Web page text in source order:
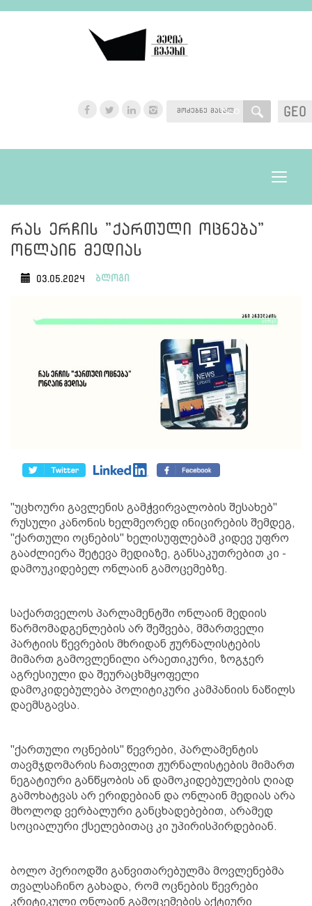
GEO
GEO
Toggle
რას ერჩის "ქართული ოცნება"
ონლაინ მედიას
03.05.2024 ბლოგი
"უცხოური გავლენის გამჭვირვალობის შესახებ"
რუსული კანონის ხელმეორედ ინიცირების შემდეგ,
"ქართული ოცნების" ხელისუფლებამ კიდევ უფრო
გააძლიერა შეტევა მედიაზე, განსაკუთრებით კი -
დამოუკიდებელ ონლაინ გამოცემებზე.
საქართველოს პარლამენტში ონლაინ მედიის
წარმომადგენლების არ შეშვება, მმართველი
პარტიის წევრების მხრიდან ჟურნალისტების
მიმართ გამოვლენილი არაეთიკური, ზოგჯერ
აგრესიული და შეურაცხმყოფელი
დამოკიდებულება პოლიტიკური კამპანიის ნაწილს
დაემსგავსა.
"ქართული ოცნების" წევრები, პარლამენტის
თავმჯდომარის ჩათვლით ჟურნალისტების მიმართ
ნეგატიური განწყობის ან დამოკიდებულების ღიად
გამოხატვას არ ერიდებიან და ონლაინ მედიას არა
მხოლოდ ვერბალური განცხადებებით, არამედ
სოციალური ქსელებითაც კი უპირისპირდებიან.
ბოლო პერიოდში განვითარებულმა მოვლენებმა
თვალსაჩინო გახადა, რომ ოცნების წევრები
კრიტიკული ონლაინ გამოცემების აქტიური